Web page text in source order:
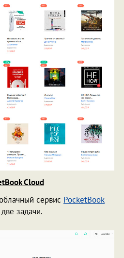
Cloud
сервис PocketBook
задачи.